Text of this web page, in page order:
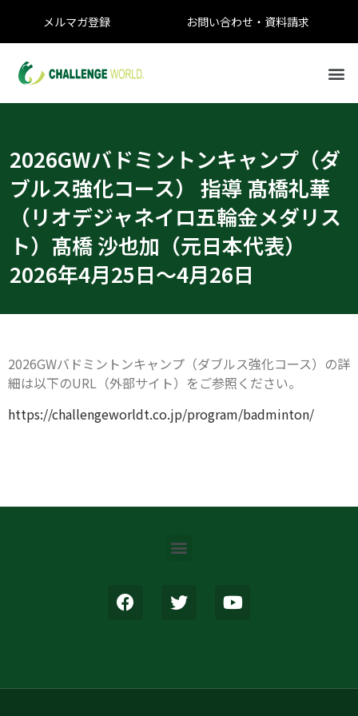
メルマガ登録 お問い合わせ・資料請求
2026GWバドミントンキャンプ（ダ
ブルス強化コース） 指導 髙橋礼華
（リオデジャネイロ五輪金メダリス
ト）髙橋 沙也加（元日本代表）
2026年4月25日〜4月26日
2026GWバドミントンキャンプ（ダブルス強化コース）の詳
細は以下のURL（外部サイト）をご参照ください。
https://challengeworldt.co.jp/program/badminton/